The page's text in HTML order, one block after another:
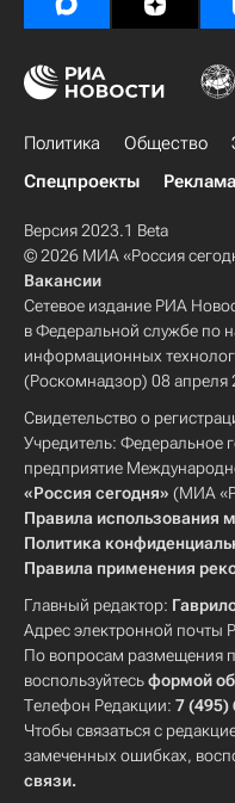
Политика Общество
Спецпроекты
Реклама
Версия 2023.1 Beta
© 2026 МИА «Россия
Вакансии
Сетевое издание РИА
в Федеральной службе по
информационных
(Роскомнадзор) 08 апреля
Свидетельство о
Учредитель: Федеральное
предприятие
«Россия сегодня» (МИА
Правила использования
Политика
Правила применения
Главный редактор:
Адрес электронной почты
По вопросам размещения
воспользуйтесьформой
Телефон Редакции: 7 (495)
Чтобы связаться с
замеченных ошибках,
связи.